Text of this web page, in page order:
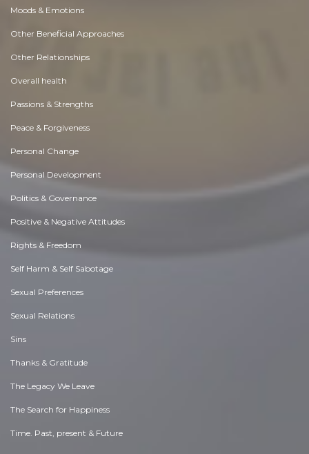
Moods & Emotions
Other Beneficial Approaches
Other Relationships
Overall health
Passions & Strengths
Peace & Forgiveness
Personal Change
Personal Development
Politics & Governance
Positive & Negative Attitudes
Rights & Freedom
Self Harm & Self Sabotage
Sexual Preferences
Sexual Relations
Sins
Thanks & Gratitude
The Legacy We Leave
The Search for Happiness
Time. Past, present & Future